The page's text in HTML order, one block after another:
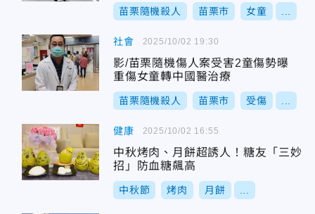
苗栗隨機殺人 苗栗市 女童
社會
影/苗栗隨機傷人案受害2童傷勢曝
重傷女童轉中國醫治療
苗栗隨機殺人 苗栗市 受傷
2025/10/02 19:30
健康
中秋烤肉、月餅超誘人！糖友「三妙
招」防血糖飆高
中秋節 烤肉 月餅
2025/10/02 16:55